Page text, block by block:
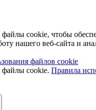
cookie, чтобы
нашего веб-сайта и
файлов cookie
cookie. Правила